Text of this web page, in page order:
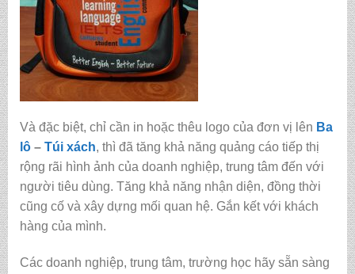
Và đặc biệt, chỉ cần in hoặc thêu logo của đơn vị lên Ba
lô– Túi xách, thì đã tăng khả năng quảng cáo tiếp thị
rộng rãi hình ảnh của doanh nghiệp, trung tâm đến với
người tiêu dùng. Tăng khả năng nhận diện, đồng thời
cũng cố và xây dựng mối quan hệ. Gắn kết với khách
hàng của mình.
Các doanh nghiệp, trung tâm, trường học hãy sẵn sàng